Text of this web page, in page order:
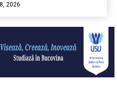
2026